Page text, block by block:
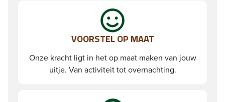
VOORSTEL OP MAAT
Onze kracht ligt in het op maat maken van jouw
uitje. Van activiteit tot overnachting.